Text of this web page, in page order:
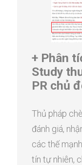
+ Phân
Study
PR chủ
Thủ pháp
đánh giá,
các thế
tín tự nhiên,